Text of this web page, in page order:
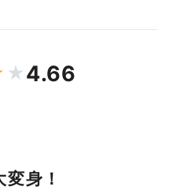
★ 4.66
身！